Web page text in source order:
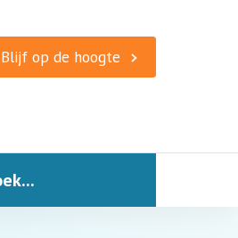
Blijf op de hoogte